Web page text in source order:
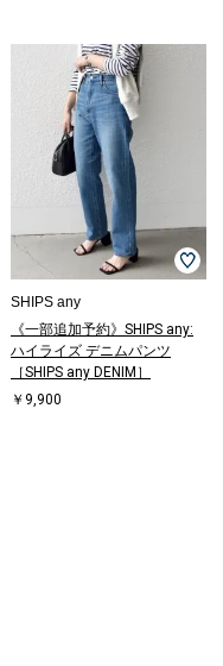
SHIPS any
《一部追加予約》SHIPS any:
ハイライズ デニムパンツ
［SHIPS any DENIM］
￥9,900